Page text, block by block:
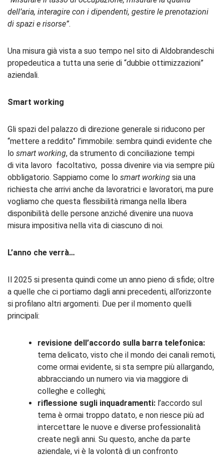
dell’aria, interagire con i dipendenti, gestire le prenotazioni
di spazi e risorse”.
Una misura già vista a suo tempo nel sito di Aldobrandeschi
propedeutica a tutta una serie di “dubbie ottimizzazioni”
aziendali.
Smart working
Gli spazi del palazzo di direzione generale si riducono per
“mettere a reddito” l’immobile: sembra quindi evidente che
lo smart working, da strumento di conciliazione tempi
di vita lavoro facoltativo, possa divenire via via sempre più
obbligatorio. Sappiamo come lo smart working sia una
richiesta che arrivi anche da lavoratrici e lavoratori, ma pure
vogliamo che questa flessibilità rimanga nella libera
disponibilità delle persone anziché divenire una nuova
misura impositiva nella vita di ciascuno di noi.
L’anno che verrà…
Il 2025 si presenta quindi come un anno pieno di sfide; oltre
a quelle che ci portiamo dagli anni precedenti, all’orizzonte
si profilano altri argomenti. Due per il momento quelli
principali:
revisione dell’accordo sulla barra telefonica:
tema delicato, visto che il mondo dei canali remoti,
come ormai evidente, si sta sempre più allargando,
abbracciando un numero via via maggiore di
colleghe e colleghi;
riflessione sugli inquadramenti: l’accordo sul
tema è ormai troppo datato, e non riesce più ad
intercettare le nuove e diverse professionalità
create negli anni. Su questo, anche da parte
aziendale, vi è la volontà di un confronto